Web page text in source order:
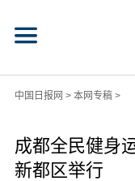
中国日报网 > 本网专稿>
成都全民健身
新都区举行